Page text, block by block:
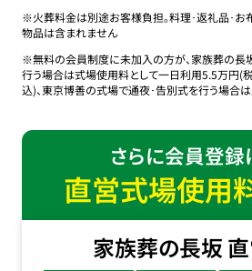
※火葬料金は別途お客様負担。料理･返礼品･お
物品は含まれません
※無料の会員制度に未加入の方が、家族葬の長
行う場合は式場使用料として一日利用5.5万円(
込)、東京博善の式場で通夜･告別式を行う場合
さらに会員登録
直営式場使用
家族葬の長坂